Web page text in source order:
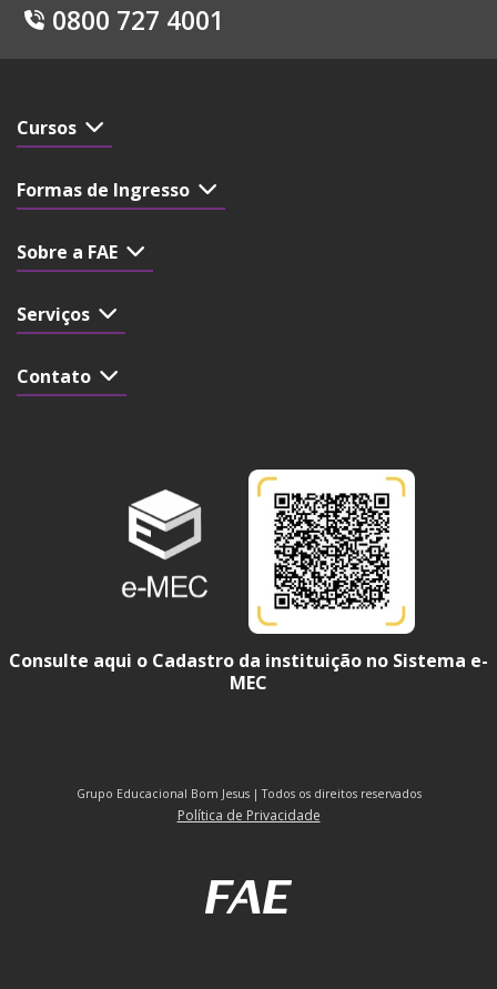
0800 727 4001
Cursos
Formas de Ingresso
Sobre a FAE
Serviços
Contato
Consulte aqui o Cadastro da instituição no Sistema e-
MEC
Grupo Educacional Bom Jesus | Todos os direitos reservados
Política de Privacidade